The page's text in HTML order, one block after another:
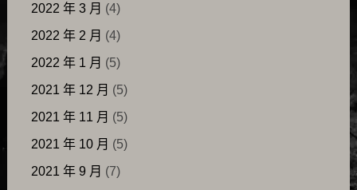
2022 年 3 月 (4)
2022 年 2 月 (4)
2022 年 1 月 (5)
2021 年 12 月 (5)
2021 年 11 月 (5)
2021 年 10 月 (5)
2021 年 9 月 (7)